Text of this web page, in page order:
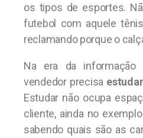
os tipos de esportes.
futebol com aquele
reclamando porque o
Na era da
vendedor precisa estudar
Estudar não ocupa
cliente, ainda no
sabendo quais são as